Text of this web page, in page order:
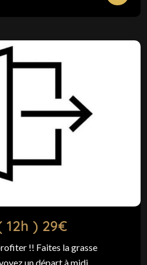
) 29€
!! Faites la grasse
un départ à midi